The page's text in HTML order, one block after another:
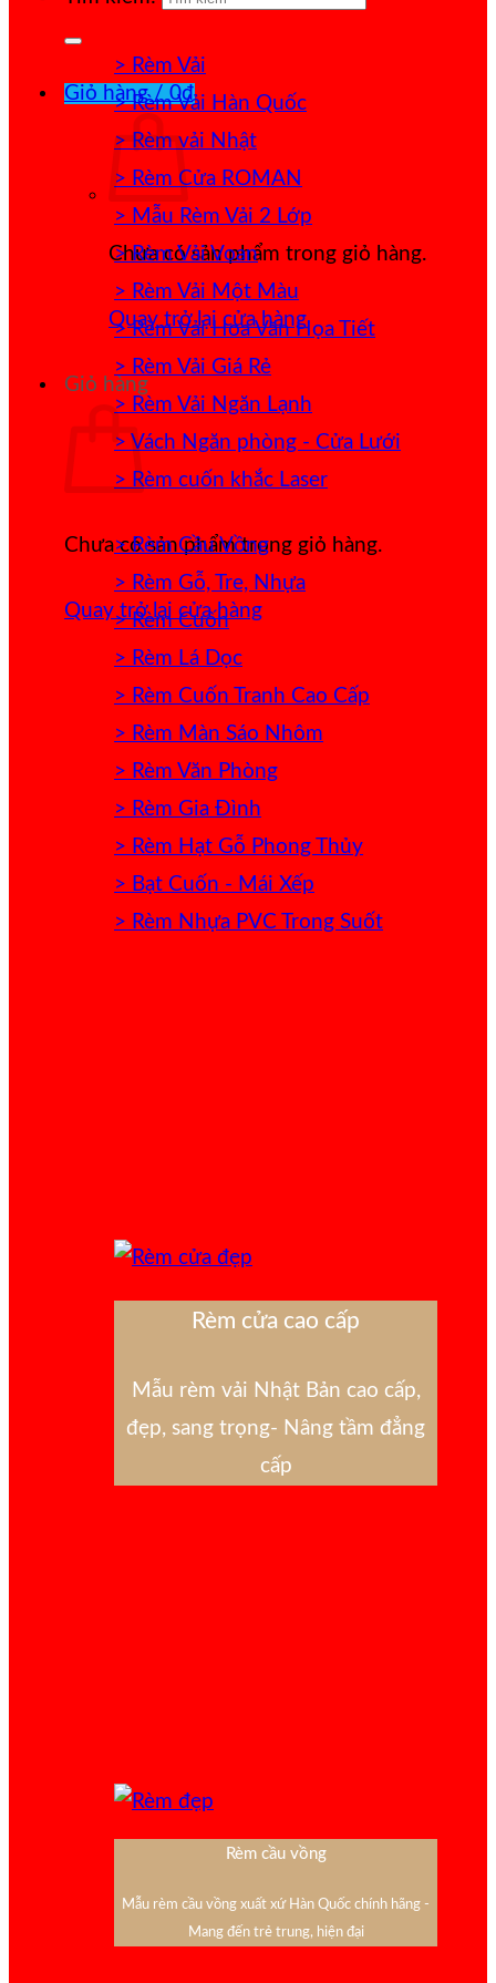
Giỏ hàng /0₫
Chưa có sản phẩm trong giỏ hàng.
Quay trở lại cửa hàng
Giỏ hàng
Chưa có sản phẩm trong giỏ hàng.
Quay trở lại cửa hàng
> Rèm Vải
> Rèm Vải Hàn Quốc
> Rèm vải Nhật
> Rèm Cửa ROMAN
> Mẫu Rèm Vải 2 Lớp
> Rèm Vải Voan
> Rèm Vải Một Màu
> Rèm Vải Hoa Văn Họa Tiết
> Rèm Vải Giá Rẻ
> Rèm Vải Ngăn Lạnh
> Vách Ngăn phòng - Cửa Lưới
> Rèm cuốn khắc Laser
> Rèm Cầu Vồng
> Rèm Gỗ, Tre, Nhựa
> Rèm Cuốn
> Rèm Lá Dọc
> Rèm Cuốn Tranh Cao Cấp
> Rèm Màn Sáo Nhôm
> Rèm Văn Phòng
> Rèm Gia Đình
> Rèm Hạt Gỗ Phong Thủy
> Bạt Cuốn - Mái Xếp
> Rèm Nhựa PVC Trong Suốt
Rèm cửa cao cấp
Mẫu rèm vải Nhật Bản cao cấp,
đẹp, sang trọng- Nâng tầm đẳng
cấp
Rèm cầu vồng
Mẫu rèm cầu vồng xuất xứ Hàn Quốc chính hãng -
Mang đến trẻ trung, hiện đại